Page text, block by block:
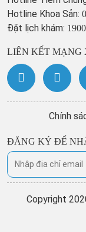
Hotline Khoa Sản:
Đặt lịch khám:
LIÊN KẾT MẠNG
Chính
ĐĂNG KÝ ĐỂ
Copyright